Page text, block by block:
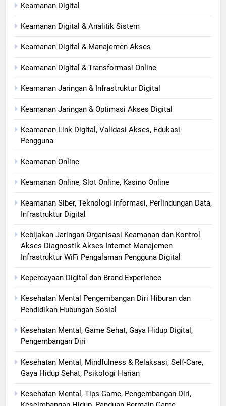
Keamanan Digital
Keamanan Digital & Analitik Sistem
Keamanan Digital & Manajemen Akses
Keamanan Digital & Transformasi Online
Keamanan Jaringan & Infrastruktur Digital
Keamanan Jaringan & Optimasi Akses Digital
Keamanan Link Digital, Validasi Akses, Edukasi
Pengguna
Keamanan Online
Keamanan Online, Slot Online, Kasino Online
Keamanan Siber, Teknologi Informasi, Perlindungan Data,
Infrastruktur Digital
Kebijakan Jaringan Organisasi Keamanan dan Kontrol
Akses Diagnostik Akses Internet Manajemen
Infrastruktur WiFi Pengalaman Pengguna Digital
Kepercayaan Digital dan Brand Experience
Kesehatan Mental Pengembangan Diri Hiburan dan
Pendidikan Hubungan Sosial
Kesehatan Mental, Game Sehat, Gaya Hidup Digital,
Pengembangan Diri
Kesehatan Mental, Mindfulness & Relaksasi, Self-Care,
Gaya Hidup Sehat, Psikologi Harian
Kesehatan Mental, Tips Game, Pengembangan Diri,